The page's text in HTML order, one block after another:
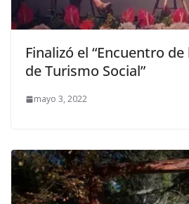
Finalizó el “Encuentro
de Turismo Social”
mayo 3, 2022